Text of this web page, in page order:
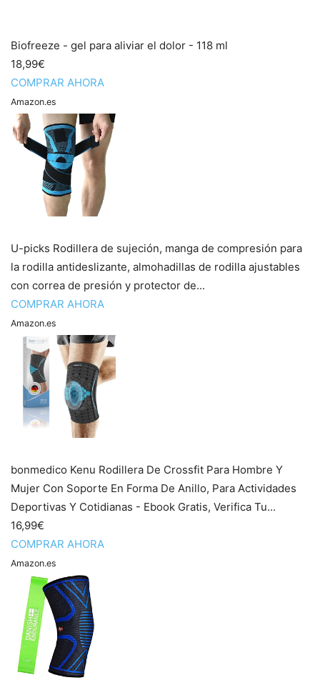
Biofreeze - gel para aliviar el dolor - 118 ml
18,99€
COMPRAR AHORA
Amazon.es
U-picks Rodillera de sujeción, manga de compresión para
la rodilla antideslizante, almohadillas de rodilla ajustables
con correa de presión y protector de...
COMPRAR AHORA
Amazon.es
bonmedico Kenu Rodillera De Crossfit Para Hombre Y
Mujer Con Soporte En Forma De Anillo, Para Actividades
Deportivas Y Cotidianas - Ebook Gratis, Verifica Tu...
16,99€
COMPRAR AHORA
Amazon.es